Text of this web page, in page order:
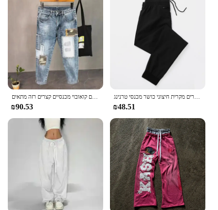
ג 'ינס לגברים סתוכים קאובוי מכנסיים קואובוי זכר מכנסיים קואובוי מכנסיים קצרים רזה מתאים y 2k וינטג' חדש ב y2k יוקרתי רך מסוגנן רך
₪90.53
אלסטי גברים ספורט מכנסיים ריצה מכנסיים אימון ריצה מכנסיים כושר ספורט רצים עבור גברים מקרית חיצוני כושר מכנסי טרנינג
₪48.51